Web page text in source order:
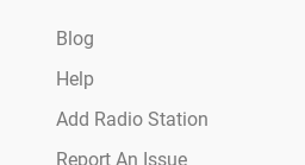
Blog
Help
Add Radio Station
Report An Issue